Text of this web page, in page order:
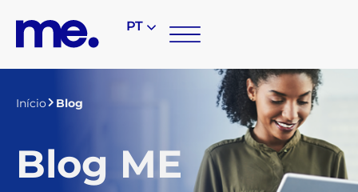
PT
Início Blog
Blog ME